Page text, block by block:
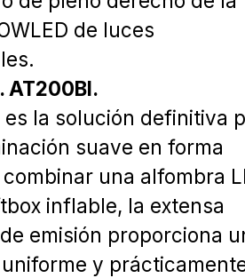
de luces
AT200BI.
es la solución definitiva
suave en forma
una alfombra
inflable, la extensa
emisión proporciona
y